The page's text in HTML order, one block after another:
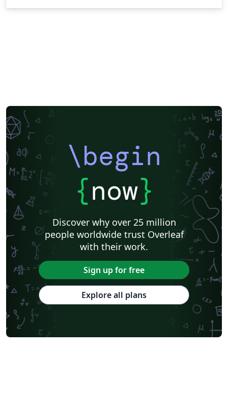
\begin
{now}
Discover why over 25 million
people worldwide trust Overleaf
with their work.
Sign up for free
Explore all plans